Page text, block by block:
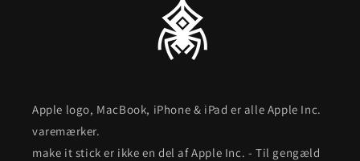
Apple logo, MacBook, iPhone & iPad er alle Apple Inc.
varemærker.
make it stick er ikke en del af Apple Inc. - Til gengæld